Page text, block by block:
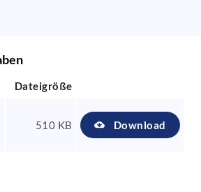
Dateigröße
510 KB Download